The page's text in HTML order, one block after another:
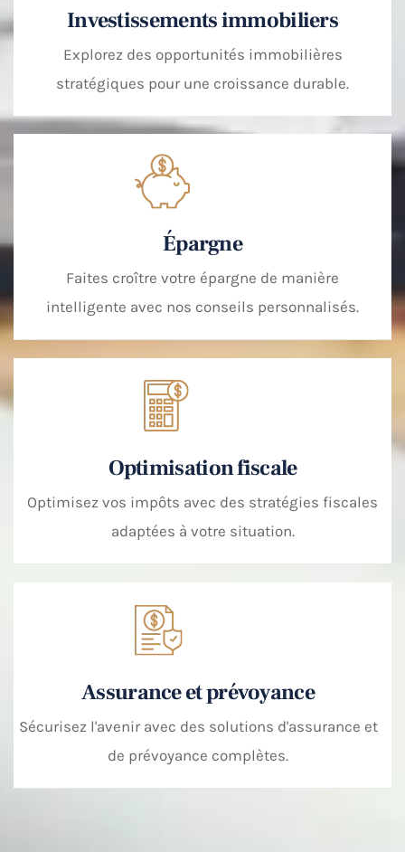
Investissements immobiliers
Explorez des opportunités immobilières
stratégiques pour une croissance durable.
Épargne
Faites croître votre épargne de manière
intelligente avec nos conseils personnalisés.
Optimisation fiscale
Optimisez vos impôts avec des stratégies fiscales
adaptées à votre situation.
Assurance et prévoyance
Sécurisez l'avenir avec des solutions d'assurance et
de prévoyance complètes.